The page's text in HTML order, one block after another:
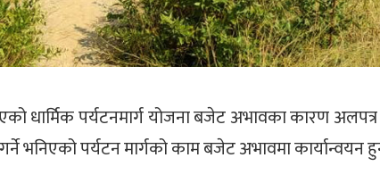
धार्मिक पर्यटनमार्ग योजना बजेट अभावका कारण
भनिएको पर्यटन मार्गको काम बजेट अभावमा कार्यान्वयन